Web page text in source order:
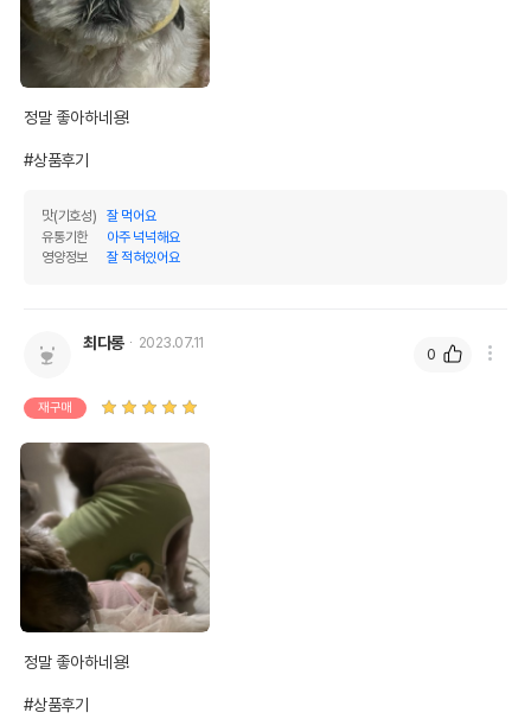
정말 좋아하네용!
#상품후기
맛(기호성)
잘 먹어요
유통기한
아주 넉넉해요
영양정보
잘 적혀있어요
최다롱 2023.07.11
재구매
정말 좋아하네용!
#상품후기
0